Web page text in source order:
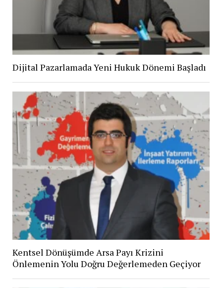
Dijital Pazarlamada Yeni Hukuk Dönemi Başladı
Kentsel Dönüşümde Arsa Payı Krizini
Önlemenin Yolu Doğru Değerlemeden Geçiyor